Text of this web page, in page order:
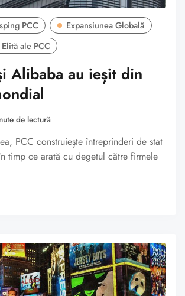
PCC
Expansiunea Globală
ale PCC
Alibaba au ieșit din
de lectură
PCC construiește întreprinderi de stat
timp ce arată cu degetul către firmele